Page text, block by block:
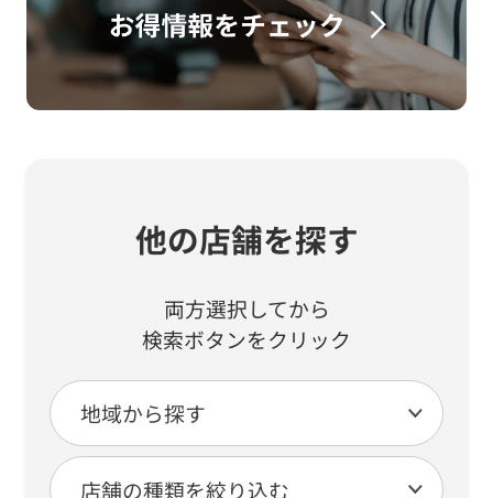
他の店舗を探す
両方選択してから
検索ボタンをクリック